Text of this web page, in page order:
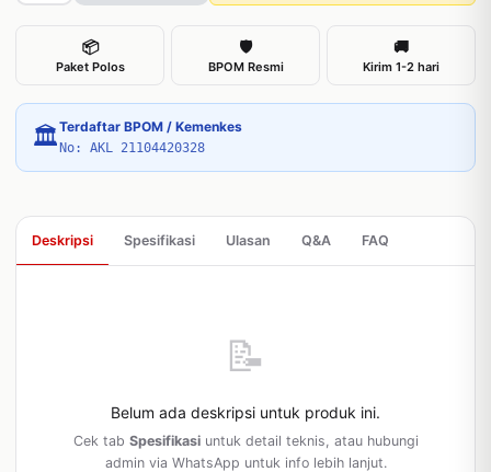
📦
Paket Polos
🛡
BPOM Resmi
🚚
Kirim 1-2 hari
🏛Terdaftar BPOM / Kemenkes
No: AKL 21104420328
Deskripsi Spesifikasi Ulasan Q&A FAQ
📝
Belum ada deskripsi untuk produk ini.
Cek tab Spesifikasiuntuk detail teknis, atau hubungi
admin via WhatsApp untuk info lebih lanjut.